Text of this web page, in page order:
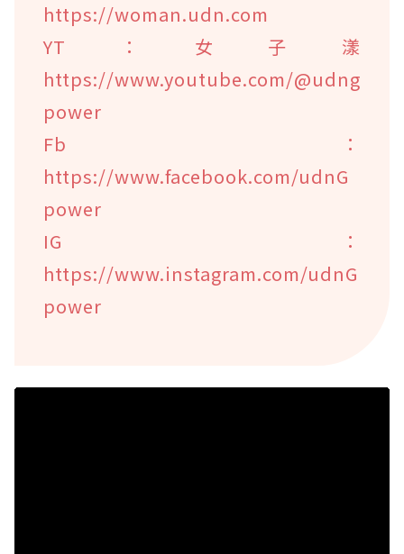
https://woman.udn.com
YT：女子漾
https://www.youtube.com/@udng
power
Fb：
https://www.facebook.com/udnG
power
IG：
https://www.instagram.com/udnG
power